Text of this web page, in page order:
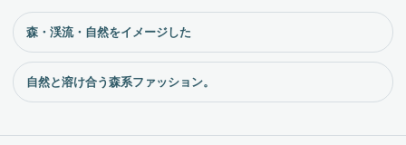
森・渓流・自然をイメージした
自然と溶け合う森系ファッション。